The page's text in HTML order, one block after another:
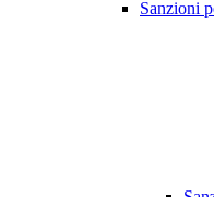
Sanzioni